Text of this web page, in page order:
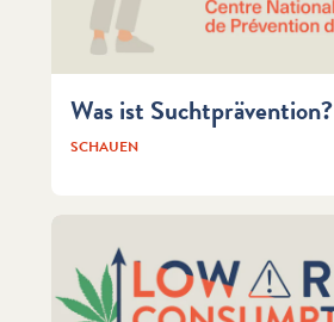
Was ist Suchtprävention?
SCHAUEN